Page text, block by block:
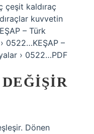
çeşit kaldıraç
kuvvetin
– Türk
0522…KEŞAP –
› 0522…PDF
Dönen